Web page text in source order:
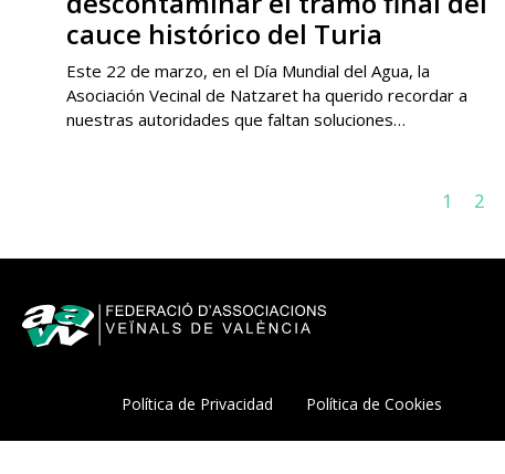
cauce histórico del Turia
Este 22 de marzo, en el Día Mundial del Agua, la
Asociación Vecinal de Natzaret ha querido recordar a
nuestras autoridades que faltan soluciones…
1 2
Política de Privacidad Política de Cookies